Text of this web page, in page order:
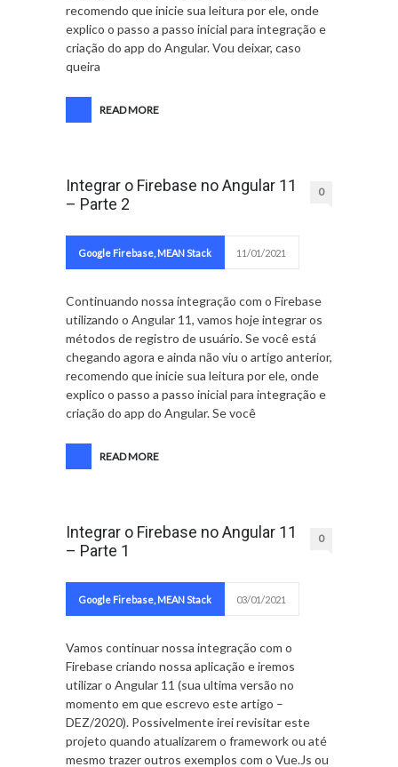
recomendo que inicie sua leitura por ele, onde
explico o passo a passo inicial para integração e
criação do app do Angular. Vou deixar, caso
queira
READ MORE
Integrar o Firebase no Angular 11
– Parte 2
0
Google Firebase, MEAN Stack 11/01/2021
Continuando nossa integração com o Firebase
utilizando o Angular 11, vamos hoje integrar os
métodos de registro de usuário. Se você está
chegando agora e ainda não viu o artigo anterior,
recomendo que inicie sua leitura por ele, onde
explico o passo a passo inicial para integração e
criação do app do Angular. Se você
READ MORE
Integrar o Firebase no Angular 11
– Parte 1
0
Google Firebase, MEAN Stack 03/01/2021
Vamos continuar nossa integração com o
Firebase criando nossa aplicação e iremos
utilizar o Angular 11 (sua ultima versão no
momento em que escrevo este artigo –
DEZ/2020). Possivelmente irei revisitar este
projeto quando atualizarem o framework ou até
mesmo trazer outros exemplos com o Vue.Js ou